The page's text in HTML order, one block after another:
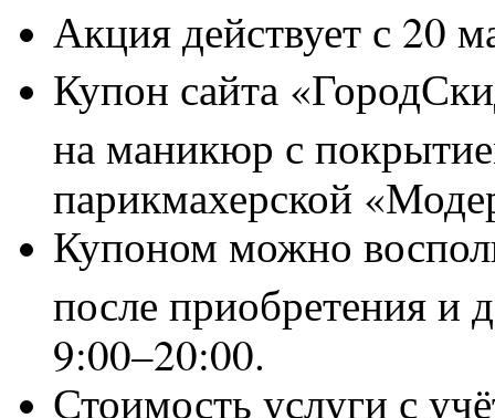
Акция действует с 20
Купон сайта
на маникюр с
парикмахерской
Купоном можно
после приобретения и
9:00–20:00.
Стоимость услуги с